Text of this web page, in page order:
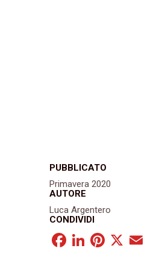
PUBBLICATO
Primavera 2020
AUTORE
Luca Argentero
CONDIVIDI
Facebook
LinkedIn
X